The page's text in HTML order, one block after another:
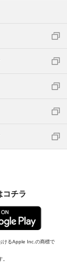
コチラ
けるApple Inc.の商標で